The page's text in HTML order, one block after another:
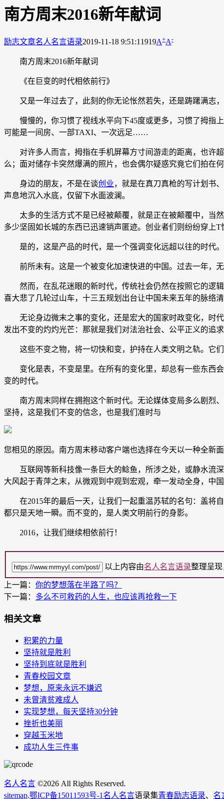
南方周末2016新年献词
励志文章名人名言语录2019-11-18 9:51:11919A+A-
南方周末2016新年献词
《在巨变的时代相依前行》
又是一年过去了，此刻的你无论怅然若失，还是踌躇满志，
慢慢的，你习惯了视线水平向下45度或更多，习惯了拇指上
可能是一间房、一部TAXI、一次远足……
对许多人而言，拇指在手机屏幕方寸间游走的距离，也许
么；面对储存卡突然爆满的照片，也会偶尔疑惑究竟它们拍
身边的朋友，不是在谈创业，就是在真刀真枪的写计划书
声息地沉入水底，仅留下水面波澜。
太多的生活方式不是已经被颠覆，就是正在被颠覆中，当然
多少坚固如长城的东西已迅速销声匿迹。创业者们则纷纷穿上T
是的，这是产品的时代，是一个强调变化远超以往的时代。
前所未有。这是一个被变化加速快进的中国。过去一年，无
然而，在乱花迷眼的新时代，传统社会仍然在按照它的逻辑
喜大悲了几轮过山车，十三五规划出台让中国未来五年的脉络
无论身边微末之事的变化，还是宏大的国家时政变化，时代
发出不变的灼灼光芒：那就是我们对法治社会、公平正义的追
这些不变之物，将一切快和变，护持在人类文明之轨。它们
变化是表，不变是里。在所有的变化里，却总有一些东西会
变的时代。
南方周末同样在拥抱这个新时代。无论媒体变局多么剧烈、
坚持，这是我们不变的信念，也是我们准时与
您相见的原因。南方周末移动客户端也选择在今天以一种全新
互联网等新科技像一条巨大的鲶鱼，所涉之处，或静水流深
大风起于青萍之末，从微观到中观到宏观，牵一发动全身，中
在2015年的最后一天，让我们一起重温苏轼的名句：盖将自
都只是天地一瞬。而不变的，是人类文明前行的身影。
2016，让我们继续相依前行！
以上内容由名人名言语录整理呈
上一篇： 你的梦想落在半路了吗？
下一篇： 多么不可救药的人生，也应该再抢救一下
相关文章
积累的力量
坚持就是胜利
坚持到底就是胜利
青春校园文章
梦想，原来永远不嫌迟
未曾清贫难成人
实现梦想，每天坚持30分钟
挫折也美丽
穿越玉米地
成功人生三件事
名人名言 ©2026 All Rights Reserved.
sitemap.鄂ICP备15011593号-1 名人名言语录集青春励志语录、 名